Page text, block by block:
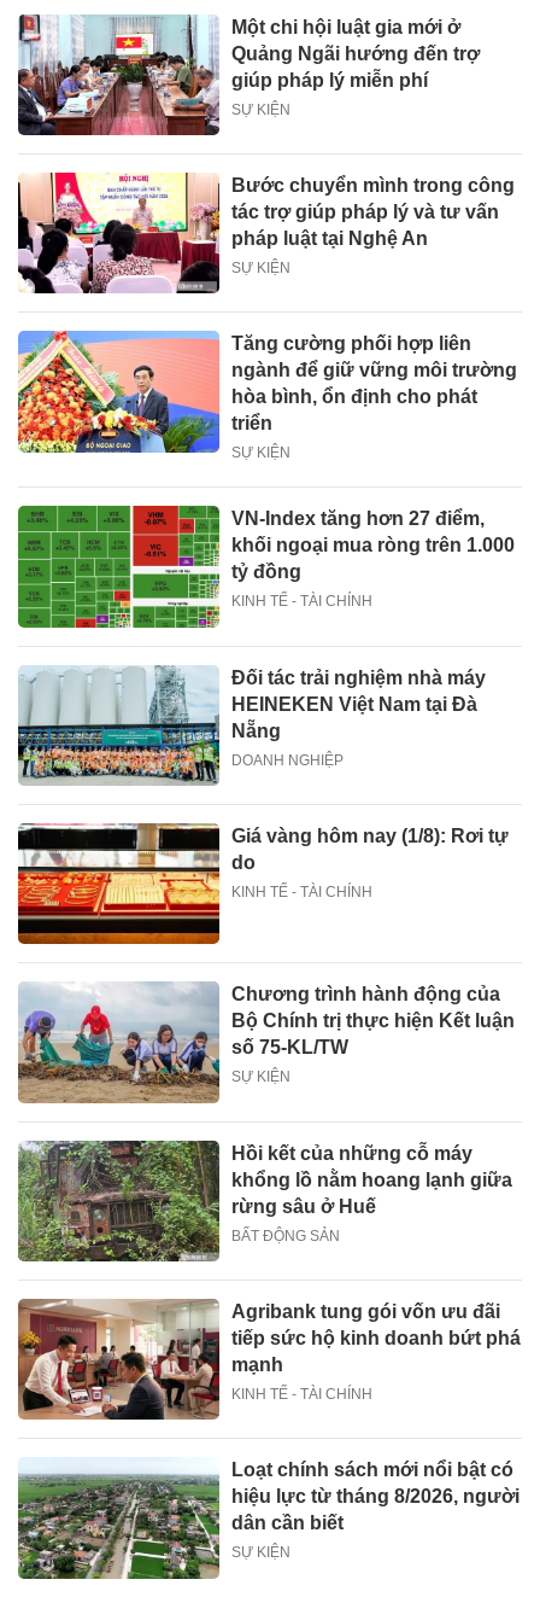
Một chi hội luật gia mới ở
Quảng Ngãi hướng đến trợ
giúp pháp lý miễn phí
SỰ KIỆN
Bước chuyển mình trong công
tác trợ giúp pháp lý và tư vấn
pháp luật tại Nghệ An
SỰ KIỆN
Tăng cường phối hợp liên
ngành để giữ vững môi trường
hòa bình, ổn định cho phát
triển
SỰ KIỆN
VN-Index tăng hơn 27 điểm,
khối ngoại mua ròng trên 1.000
tỷ đồng
KINH TẾ - TÀI CHÍNH
Đối tác trải nghiệm nhà máy
HEINEKEN Việt Nam tại Đà
Nẵng
DOANH NGHIỆP
Giá vàng hôm nay (1/8): Rơi tự
do
KINH TẾ - TÀI CHÍNH
Chương trình hành động của
Bộ Chính trị thực hiện Kết luận
số 75-KL/TW
SỰ KIỆN
Hồi kết của những cỗ máy
khổng lồ nằm hoang lạnh giữa
rừng sâu ở Huế
BẤT ĐỘNG SẢN
Agribank tung gói vốn ưu đãi
tiếp sức hộ kinh doanh bứt phá
mạnh
KINH TẾ - TÀI CHÍNH
Loạt chính sách mới nổi bật có
hiệu lực từ tháng 8/2026, người
dân cần biết
SỰ KIỆN